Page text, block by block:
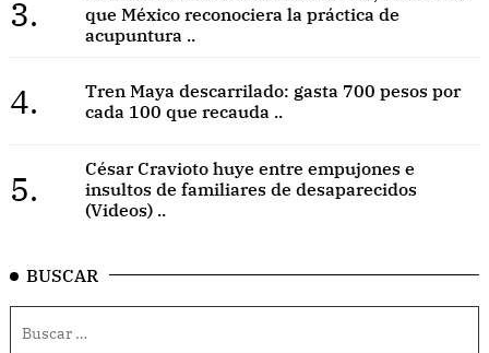
3.
que México reconociera la práctica de
acupuntura ..
4.
Tren Maya descarrilado: gasta 700 pesos por
cada 100 que recauda ..
5.
César Cravioto huye entre empujones e
insultos de familiares de desaparecidos
(Videos) ..
BUSCAR